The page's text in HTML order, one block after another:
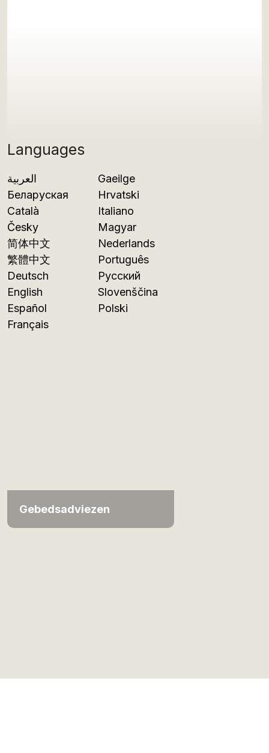
Languages
العربية
Беларуская
Català
Česky
简体中文
繁體中文
Deutsch
English
Español
Français
Gaeilge
Hrvatski
Italiano
Magyar
Nederlands
Português
Русский
Slovenščina
Polski
Gebedsadviezen